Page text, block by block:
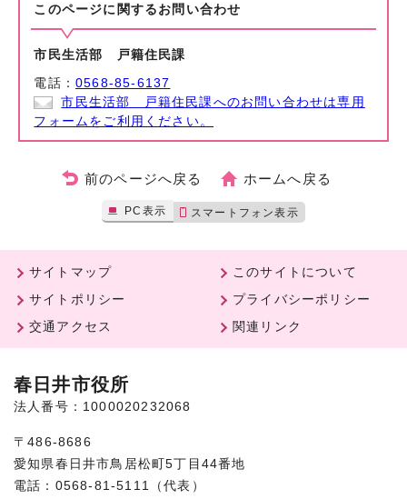
このページに関する お問い合わせ
市民生活部 戸籍住民課
電話：0568-85-6137
市民生活部 戸籍住民課へのお問い合わせは専用
フォームをご利用ください。
前のページへ戻る ホームへ戻る
PC表示 スマートフォン表示
サイトマップ
このサイトについて
サイトポリシー
プライバシーポリシー
交通アクセス
関連リンク
春日井市役所
法人番号：1000020232068
〒486-8686
愛知県春日井市鳥居松町5丁目44番地
電話：0568-81-5111（代表）